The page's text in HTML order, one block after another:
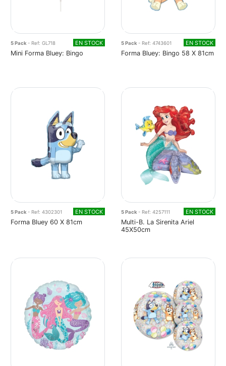
5 Pack - Ref: GL718 EN STOCK
Mini Forma Bluey: Bingo
5 Pack - Ref: 4743601 EN STOCK
Forma Bluey: Bingo 58 X 81cm
5 Pack- Ref: 4302301 EN STOCK
Forma Bluey 60 X 81cm
5 Pack- Ref: 4257111 EN STOCK
Multi-B. La Sirenita Ariel
45X50cm